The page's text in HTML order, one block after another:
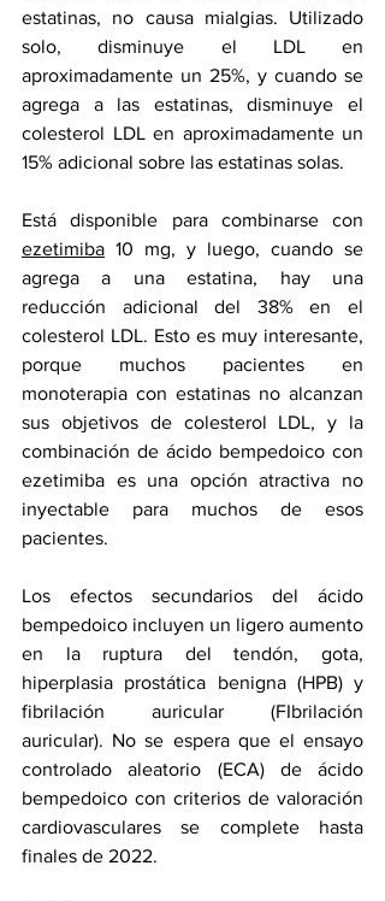
estatinas, no causa mialgias. Utilizado
solo, disminuye el LDL en
aproximadamente un 25%, y cuando se
colesterol LDL en aproximadamente un
15% adicional sobre las estatinas solas.
ezetimiba 10 mg, y luego, cuando se
agrega a una estatina, hay una
reducción adicional del 38% en el
colesterol LDL. Esto es muy interesante,
porque muchos pacientes en
monoterapia con estatinas no alcanzan
sus objetivos de colesterol LDL, y la
combinación de ácido bempedoico con
ezetimiba es una opción atractiva no
inyectable para muchos de esos
pacientes.
Los efectos secundarios del ácido
bempedoico incluyen un ligero aumento
en la ruptura del tendón, gota
hiperplasia prostática benigna
fibrilación auricular (FIbrilación
auricular). No se espera que el ensayo
controlado aleatorio (ECA) de ácido
bempedoico con criterios de valoración
cardiovasculares se complete hasta
finales de 2022.